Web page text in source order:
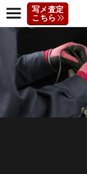
写メ査定
こちら